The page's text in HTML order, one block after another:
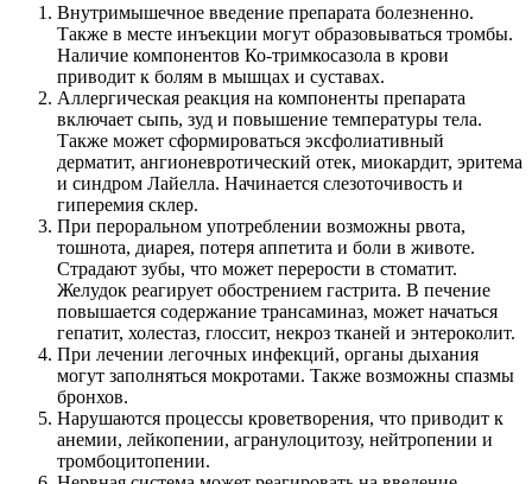
Внутримышечное введение препарата болезненно.
Также в месте инъекции могут образовываться тромбы.
Наличие компонентов Ко-тримкосазола в крови
приводит к болям в мышцах и суставах.
Аллергическая реакция на компоненты препарата
включает сыпь, зуд и повышение температуры тела.
Также может сформироваться эксфолиативный
дерматит, ангионевротический отек, миокардит, эритема
и синдром Лайелла. Начинается слезоточивость и
гиперемия склер.
При пероральном употреблении возможны рвота,
тошнота, диарея, потеря аппетита и боли в животе.
Страдают зубы, что может перерости в стоматит.
Желудок реагирует обострением гастрита. В печение
повышается содержание трансаминаз, может начаться
гепатит, холестаз, глоссит, некроз тканей и энтероколит.
При лечении легочных инфекций, органы дыхания
могут заполняться мокротами. Также возможны спазмы
бронхов.
Нарушаются процессы кроветворения, что приводит к
анемии, лейкопении, агранулоцитозу, нейтропении и
тромбоцитопении.